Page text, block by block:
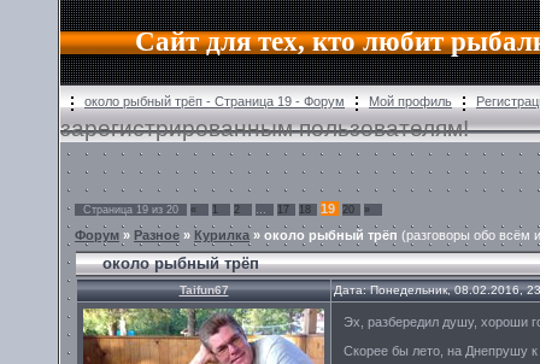
Сайт для тех, кто любит
около рыбный трёп - Страница 19 - Форум Мой профиль
зарегистрированным пользователям!
Страница 19 из 20 « 1 2 … 17 18 19 20 »
Форум » Разное » Курилка » около рыбный трёп (разговоры обо всём
около рыбный трёп
Taifun67 Дата: Понедельник, 08.02.2016,
Эх, разбередил душу, хороши
Скорее бы лето, на Днепрушу к